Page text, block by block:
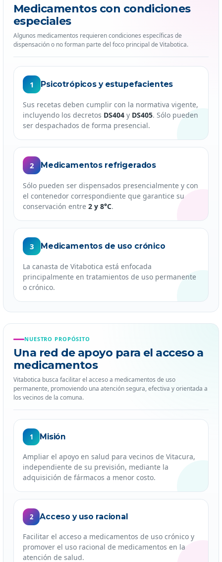
Medicamentos con condiciones
especiales
Algunos medicamentos requieren condiciones específicas de
dispensación o no forman parte del foco principal de Vitabotica.
1 Psicotrópicos y estupefacientes
Sus recetas deben cumplir con la normativa vigente,
incluyendo los decretos DS404 y DS405. Sólo pueden
ser despachados de forma presencial.
2 Medicamentos refrigerados
Sólo pueden ser dispensados presencialmente y con
el contenedor correspondiente que garantice su
conservación entre 2 y 8°C.
3 Medicamentos de uso crónico
La canasta de Vitabotica está enfocada
principalmente en tratamientos de uso permanente
o crónico.
NUESTRO PROPÓSITO
Una red de apoyo para el acceso a
medicamentos
Vitabotica busca facilitar el acceso a medicamentos de uso
permanente, promoviendo una atención segura, efectiva y orientada a
los vecinos de la comuna.
1 Misión
Ampliar el apoyo en salud para vecinos de Vitacura,
independiente de su previsión, mediante la
adquisición de fármacos a menor costo.
2 Acceso y uso racional
Facilitar el acceso a medicamentos de uso crónico y
promover el uso racional de medicamentos en la
atención de salud.